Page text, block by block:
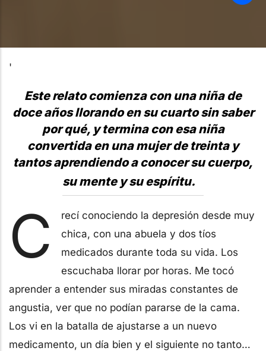
'
Este relato comienza con una niña de
doce años llorando en su cuarto sin saber
por qué, y termina con esa niña
convertida en una mujer de treinta y
tantos aprendiendo a conocer su cuerpo,
su mente y su espíritu.
C
recí conociendo la depresión desde muy
chica, con una abuela y dos tíos
medicados durante toda su vida. Los
escuchaba llorar por horas. Me tocó
aprender a entender sus miradas constantes de
angustia, ver que no podían pararse de la cama.
Los vi en la batalla de ajustarse a un nuevo
medicamento, un día bien y el siguiente no tanto…